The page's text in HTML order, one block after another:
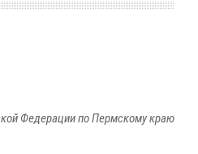
Федерации по Пермскому краю